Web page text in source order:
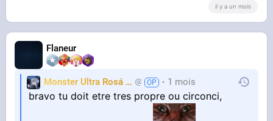
il y a un mois
Flaneur
Monster Ultra Rosá
❤️ KheyFinito1 mois
bravo tu doit etre tres propre ou circonci,